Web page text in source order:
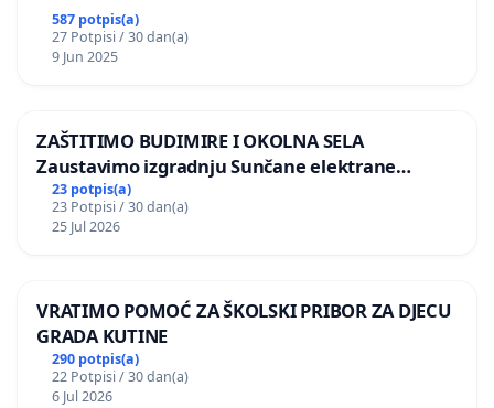
587 potpis(a)
27 Potpisi / 30 dan(a)
9 Jun 2025
ZAŠTITIMO BUDIMIRE I OKOLNA SELA
Zaustavimo izgradnju Sunčane elektrane
Vedrine na području Ugljana
23 potpis(a)
23 Potpisi / 30 dan(a)
25 Jul 2026
VRATIMO POMOĆ ZA ŠKOLSKI PRIBOR ZA DJECU
GRADA KUTINE
290 potpis(a)
22 Potpisi / 30 dan(a)
6 Jul 2026